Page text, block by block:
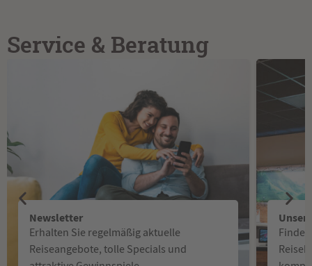
Service & Beratung
Newsletter
Erhalten Sie regelmäßig aktuelle
Reiseangebote, tolle Specials und